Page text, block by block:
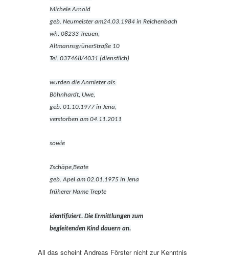
Michele Arnold
geb. Neumeister am24.03.1984 in Reichenbach
wh. 08233 Treuen,
AltmannsgrünerStraße 10
Tel. 037468/4031 (dienstlich)
wurden die Anmieter als:
Böhnhardt, Uwe,
geb. 01.10.1977 in Jena,
verstorben am 04.11.2011
sowie
Zschäpe,Beate
geb. Apel am 02.01.1975 in Jena
früherer Name Trepte
identifiziert. Die Ermittlungen zum
begleitenden Kind dauern an.
All das scheint Andreas Förster nicht zur Kenntnis